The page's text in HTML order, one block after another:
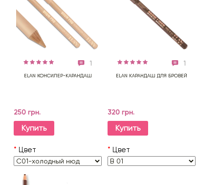
1
ELAN КОНСИЛЕР-КАРАНДАШ
250 грн.
Купить
* Цвет
1
ELAN КАРАНДАШ ДЛЯ БРОВЕЙ
320 грн.
Купить
* Цвет